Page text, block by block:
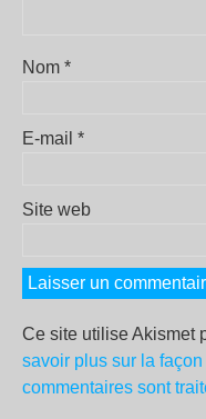
Nom *
E-mail *
Site web
Ce site utilise Akismet
savoir plus sur la
commentaires sont